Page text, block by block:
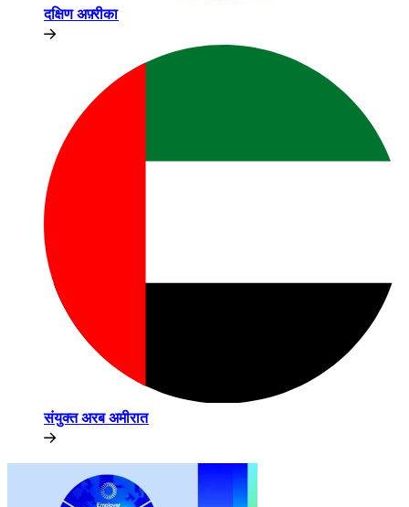
दक्षिण अफ़्रीका​​
संयुक्त अरब अमीरात​​